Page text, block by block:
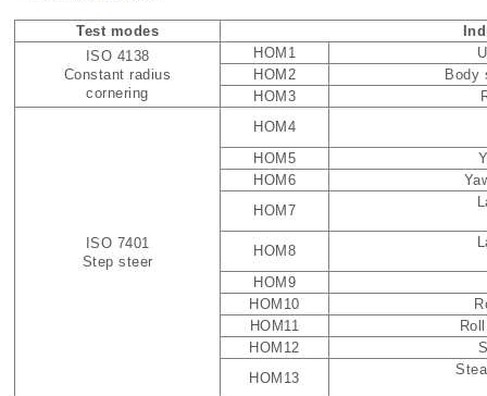
Test modes
ISO 4138
Constant radius
cornering
HOM1
HOM2
Body
HOM3
ISO 7401
Step steer
HOM4
HOM5
HOM6
HOM7
HOM8
HOM9
HOM10
HOM11
HOM12
HOM13